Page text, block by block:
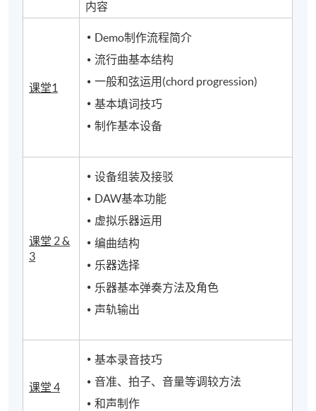
内容
课堂1
Demo制作流程简介
流行曲基本结构
一般和弦运用 (chord progression)
基本填词技巧
制作基本设备
课堂 2 &
3
设备组装及接驳
DAW基本功能
虚拟乐器运用
编曲结构
乐器选择
乐器基本弹奏方法及角色
声轨输出
课堂 4
基本录音技巧
音准、拍子、音量等调较方法
和声制作